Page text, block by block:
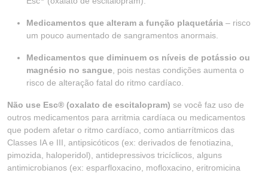
Medicamentos que alteram a função plaquetária – risco
um pouco aumentado de sangramentos anormais.
Medicamentos que diminuem os níveis de potássio ou
magnésio no sangue , pois nestas condições aumenta o
risco de alteração fatal do ritmo cardíaco.
Não use Esc® (oxalato de escitalopram) se você faz uso de
outros medicamentos para arritmia cardíaca ou medicamentos
que podem afetar o ritmo cardíaco, como antiarrítmicos das
Classes IA e III, antipsicóticos (ex: derivados de fenotiazina,
pimozida, haloperidol), antidepressivos tricíclicos, alguns
antimicrobianos (ex: esparfloxacino, mofloxacino, eritromicina